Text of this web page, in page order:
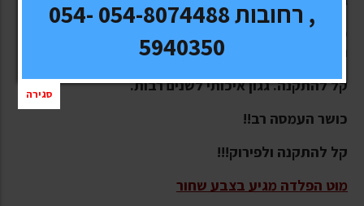
כולל מוט מתיחה תחתון בנוסף למוט הגגון לחיזוק ואורך
חיים.
קל להתקנה. גגון איכותי לשנים רבות.
כושר העמסה רב!!
קל להתקנה ולפירוק!!!
מוט הפלדה מגיע בצבע שחור
, רחובות 054-8074488 054-
5940350
סגירה